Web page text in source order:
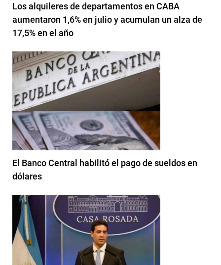
Los alquileres de departamentos en CABA
aumentaron 1,6% en julio y acumulan un alza de
17,5% en el año
El Banco Central habilitó el pago de sueldos en
dólares